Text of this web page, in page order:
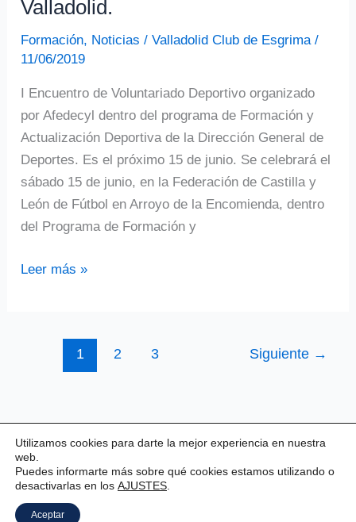
y
1
diciembre.
Valladolid.
Formación, Noticias /Valladolid Club de Esgrima/
11/06/2019
I Encuentro de Voluntariado Deportivo organizado
por Afedecyl dentro del programa de Formación y
Actualización Deportiva de la Dirección General de
Deportes. Es el próximo 15 de junio. Se celebrará el
sábado 15 de junio, en la Federación de Castilla y
León de Fútbol en Arroyo de la Encomienda, dentro
del Programa de Formación y
I
Deportivo
de
junio
en
Valladolid.
Leer más »
1 2 3 Siguiente →
Copyright © 2026 Valladolid Club Esgrima
Utilizamos cookies para darte la mejor experiencia en nuestra
web.
Puedes informarte más sobre qué cookies estamos utilizando o
desactivarlas en los AJUSTES
Aceptar